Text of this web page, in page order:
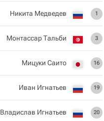
1
Никита Медведев
3
Монтассар Тальби
16
Мицуки Саито
19
Иван Игнатьев
20
Владислав Игнатьев